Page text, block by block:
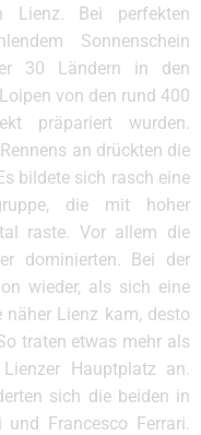
Lienz. Bei perfekten
Sonnenschein
30 Ländern in den
von den rund 400
präpariert wurden.
an drückten die
bildete sich rasch eine
die mit hoher
raste. Vor allem die
dominierten. Bei der
wieder, als sich eine
Lienz kam, desto
traten etwas mehr als
Hauptplatz an.
sich die beiden in
Francesco Ferrari.